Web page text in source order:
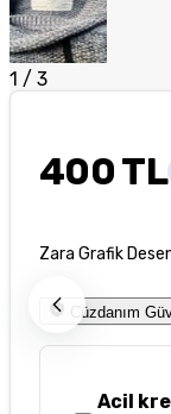
1 / 3
400 TL
Zara Grafik
Cüzdanım
Acil